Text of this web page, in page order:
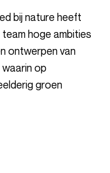
bij nature heeft
hoge ambities
ontwerpen van
op
groen